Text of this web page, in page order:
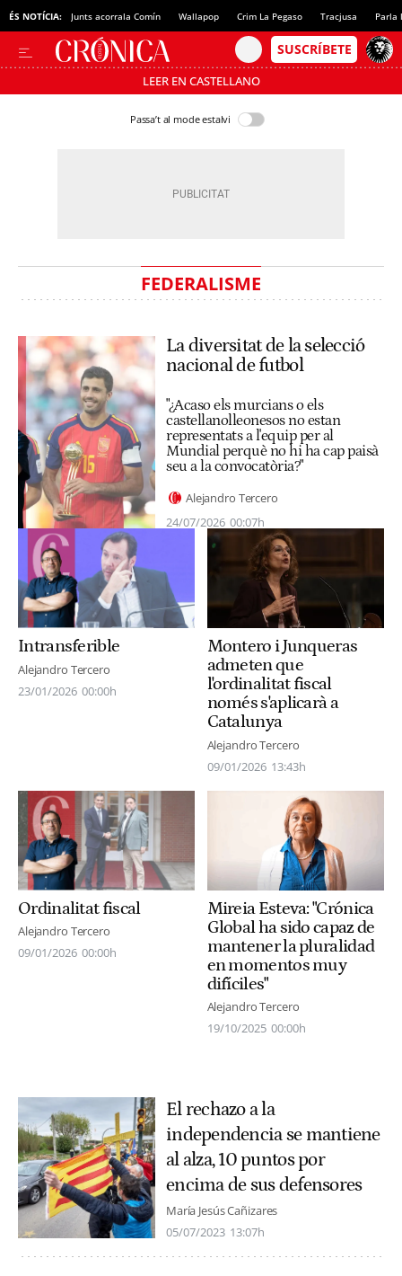
ÉS NOTÍCIA: Junts acorrala Comín Wallapop Crim La Pegaso Tracjusa Parla
LEER EN CASTELLANO
Passa’t al mode estalvi
FEDERALISME
La diversitat de la selecció
nacional de futbol
"¿Acaso els murcians o els
castellanolleonesos no estan
representats a l'equip per al
Mundial perquè no hi ha cap paisà
seu a la convocatòria?"
Alejandro Tercero
24/07/2026 00:07h
Intransferible
Alejandro Tercero
23/01/2026 00:00h
Montero i Junqueras
admeten que
l'ordinalitat fiscal
només s'aplicarà a
Catalunya
Alejandro Tercero
09/01/2026 13:43h
Ordinalitat fiscal
Alejandro Tercero
09/01/2026 00:00h
Mireia Esteva: "Crónica
Global ha sido capaz de
mantener la pluralidad
en momentos muy
difíciles"
Alejandro Tercero
19/10/2025 00:00h
El rechazo a la
independencia se mantiene
al alza, 10 puntos por
encima de sus defensores
María Jesús Cañizares
05/07/2023 13:07h